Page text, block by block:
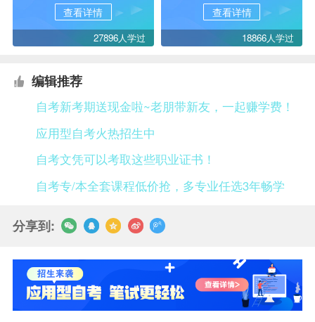
查看详情
27896人学过
查看详情
18866人学过
编辑推荐
自考新考期送现金啦~老朋带新友，一起赚学费！
应用型自考火热招生中
自考文凭可以考取这些职业证书！
自考专/本全套课程低价抢，多专业任选3年畅学
分享到: